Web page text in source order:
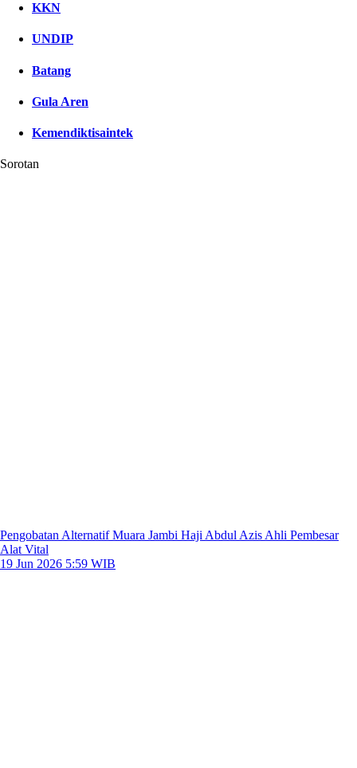
KKN
UNDIP
Batang
Gula Aren
Kemendiktisaintek
Sorotan
Pengobatan Alternatif Muara Jambi Haji Abdul Azis Ahli Pembesar
Alat Vital
19 Jun 2026 5:59 WIB